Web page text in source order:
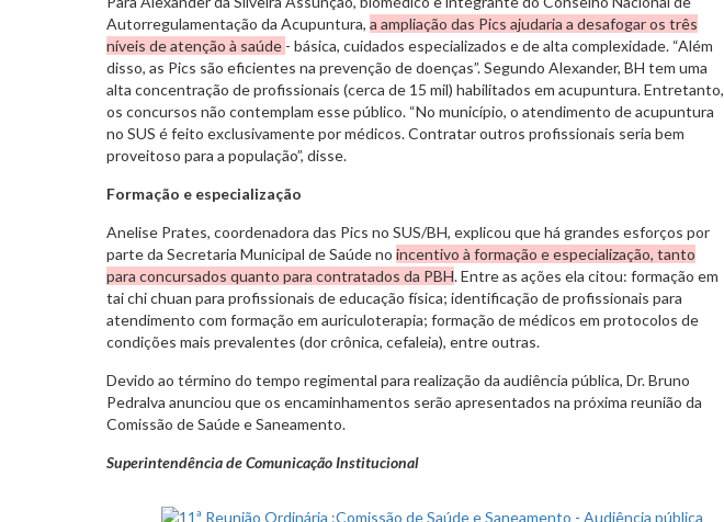
Autorregulamentação da Acupuntura, a ampliação das Pics ajudaria a desafogar os três
níveis de atenção à saúde - básica, cuidados especializados e de alta complexidade. “Além
disso, as Pics são eficientes na prevenção de doenças”. Segundo Alexander, BH tem uma
alta concentração de profissionais (cerca de 15 mil) habilitados em acupuntura. Entretanto,
os concursos não contemplam esse público. “No município, o atendimento de acupuntura
no SUS é feito exclusivamente por médicos. Contratar outros profissionais seria bem
proveitoso para a população”, disse.
Formação e especialização
Anelise Prates, coordenadora das Pics no SUS/BH, explicou que há grandes esforços por
parte da Secretaria Municipal de Saúde no incentivo à formação e especialização, tanto
para concursados quanto para contratados da PBH. Entre as ações ela citou: formação em
tai chi chuan para profissionais de educação física; identificação de profissionais para
atendimento com formação em auriculoterapia; formação de médicos em protocolos de
condições mais prevalentes (dor crônica, cefaleia), entre outras.
Devido ao término do tempo regimental para realização da audiência pública, Dr. Bruno
Pedralva anunciou que os encaminhamentos serão apresentados na próxima reunião da
Comissão de Saúde e Saneamento.
Superintendência de Comunicação Institucional